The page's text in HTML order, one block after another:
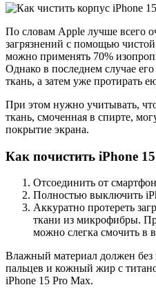
По словам Apple лучше всего
загрязнений с помощью
можно применять 70%
Однако в последнем случае
ткань, а затем уже протирать
При этом нужно учитывать,
ткань, смоченная в спирте,
покрытие экрана.
Как почистить iPhone
Отсоединить от
Полностью выключить
Аккуратно протереть
ткани из микрофибры.
можно слегка смочить в
Влажный материал должен без
пальцев и кожный жир с
iPhone 15 Pro Max.